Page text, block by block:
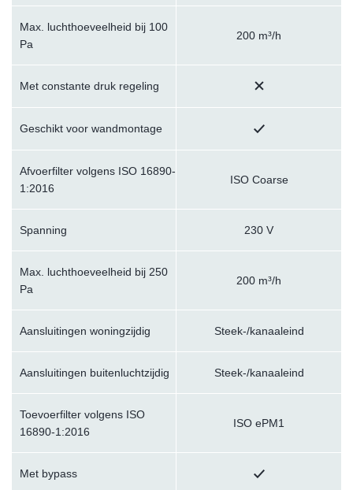
Max. luchthoeveelheid bij 100
Pa
200 m³/h
Met constante druk regeling
Geschikt voor wandmontage
Afvoerfilter volgens ISO 16890-
1:2016
ISO Coarse
Spanning 230 V
Max. luchthoeveelheid bij 250
Pa
200 m³/h
Aansluitingen woningzijdig Steek-/kanaaleind
Aansluitingen buitenluchtzijdig Steek-/kanaaleind
Toevoerfilter volgens ISO
16890-1:2016
ISO ePM1
Met bypass